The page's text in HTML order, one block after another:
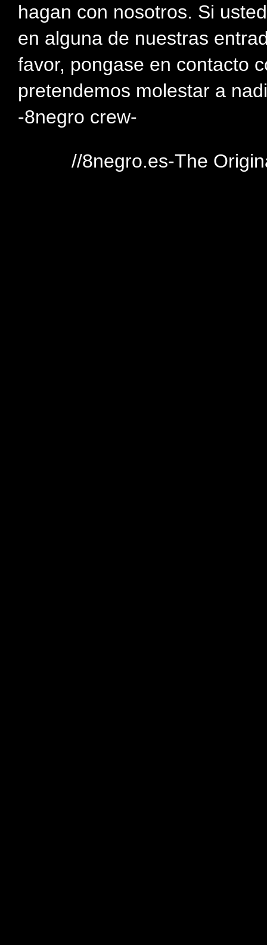
hagan con nosotros. Si
en alguna de nuestras
favor, pongase en contacto
pretendemos molestar a
-8negro crew-
//8negro.es-The